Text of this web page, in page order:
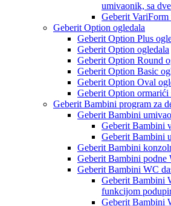
umivaonik, sa
Geberit
Geberit Option ogledala
Geberit Option Plus
Geberit Option ogledala
Geberit Option Round
Geberit Option Basic
Geberit Option Oval
Geberit Option ormarići
Geberit Bambini program za
Geberit Bambini
Geberit Bambini
Geberit Bambini
Geberit Bambini
Geberit Bambini podne
Geberit Bambini WC
Geberit Bambini
funkcijom
Geberit Bambini